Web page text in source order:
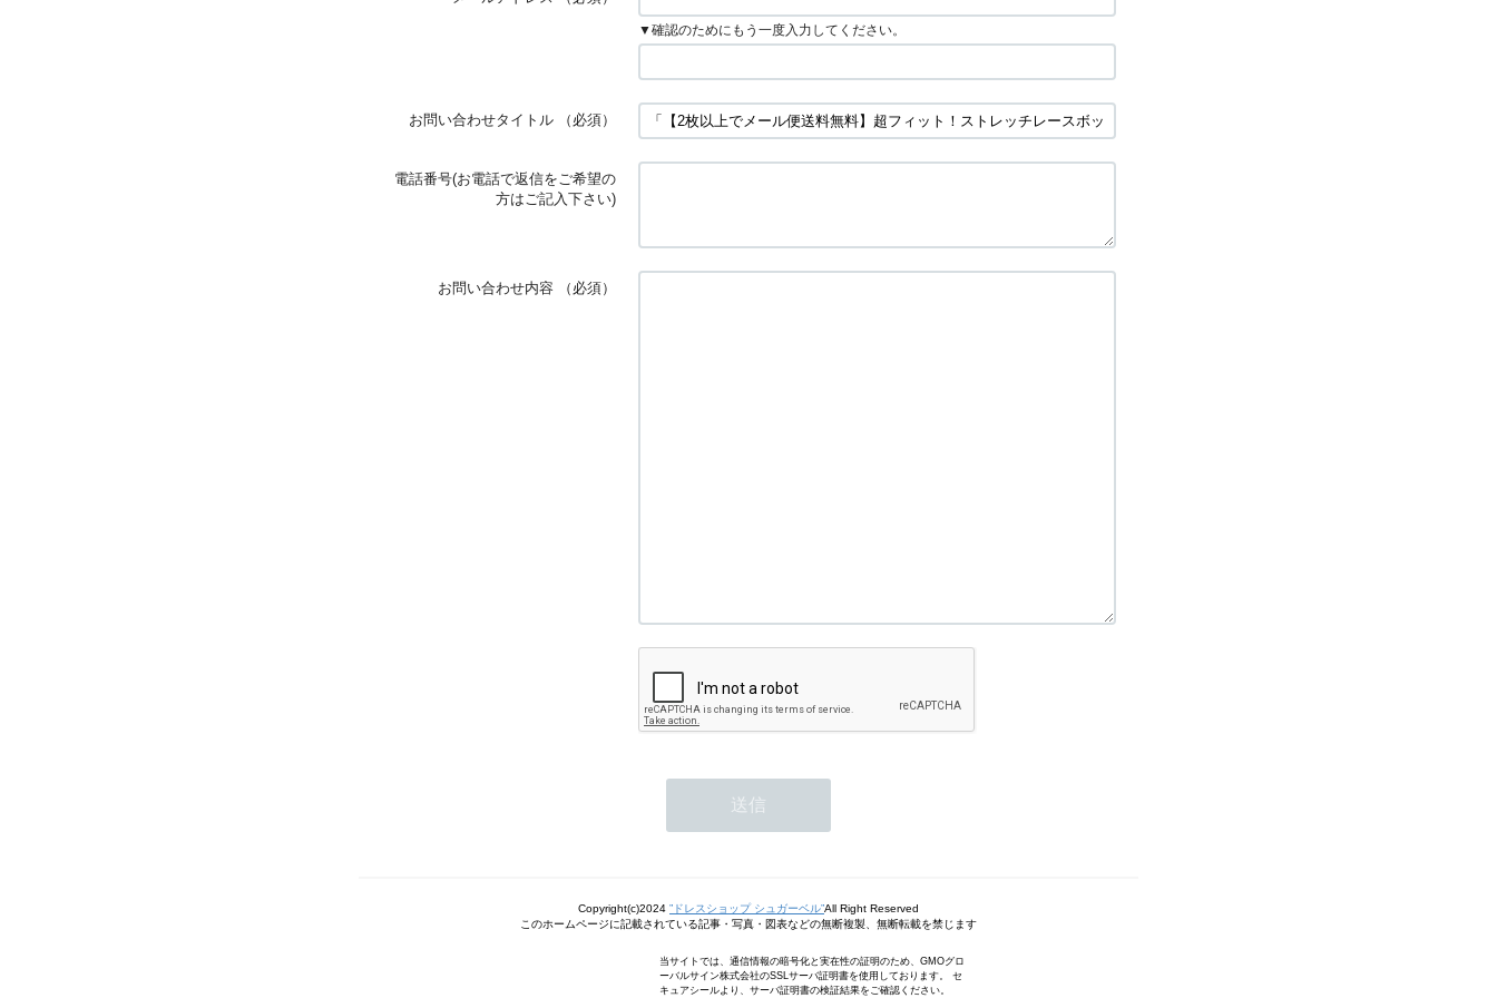
▼確認のためにもう一度入力してください。
お問い合わせタイトル （必須）
電話番号(お電話で返信をご希望の
方はご記入下さい)
お問い合わせ内容 （必須）
Copyright(c)2024 ”ドレスショップ シュガーベル”All Right Reserved
このホームページに記載されている記事・写真・図表などの無断複製、無断転載を禁じます
当サイトでは、通信情報の暗号化と実在性の証明のため、GMOグロ
ーバルサイン株式会社のSSLサーバ証明書を使用しております。 セ
キュアシールより、サーバ証明書の検証結果をご確認ください。